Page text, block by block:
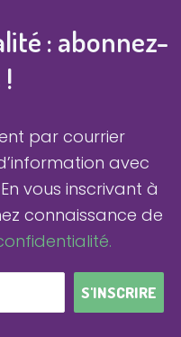
: abonnez-
par courrier
avec
En vous inscrivant à
connaissance de
S'INSCRIRE